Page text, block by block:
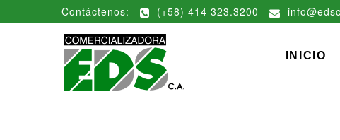
Contáctenos: (+58) 414 323.3200
INICIO